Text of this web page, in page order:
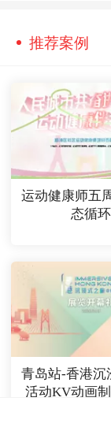
推荐案例
运动健康师五
态循环
青岛站-香港沉
活动KV动画